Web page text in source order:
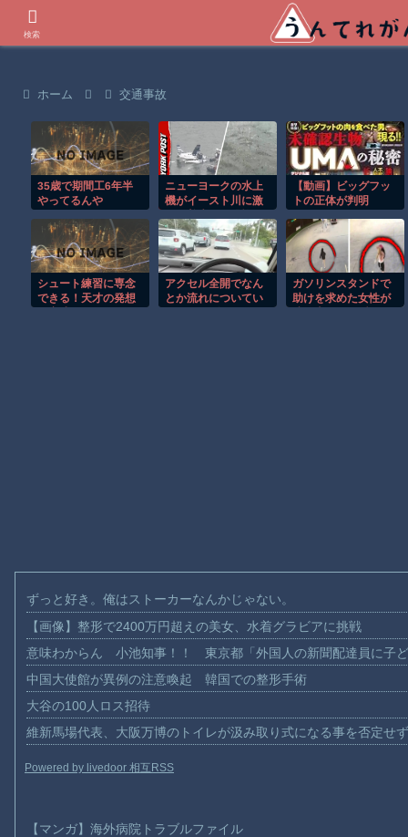
ホーム 交通事故
35歳で期間工6年半
やってるんや
ニューヨークの水上
機がイースト川に激
瞬間！！
【動画】ビッグフッ
トの正体が判明
シュート練習に専念
できる！天才の発想
アクセル全開でなん
とか流れについてい
ガソリンスタンドで
助けを求めた女性が
ずっと好き。俺はストーカーなんかじゃない。
【画像】整形で2400万円超えの美女、水着グラビアに挑戦
意味わからん 小池知事！！ 東京都「外国人の新聞配達員に子
中国大使館が異例の注意喚起 韓国での整形手術
大谷の100人ロス招待
維新馬場代表、大阪万博のトイレが汲み取り式になる事を否定せ
Powered by livedoor 相互RSS
【マンガ】海外病院トラブルファイル
検索